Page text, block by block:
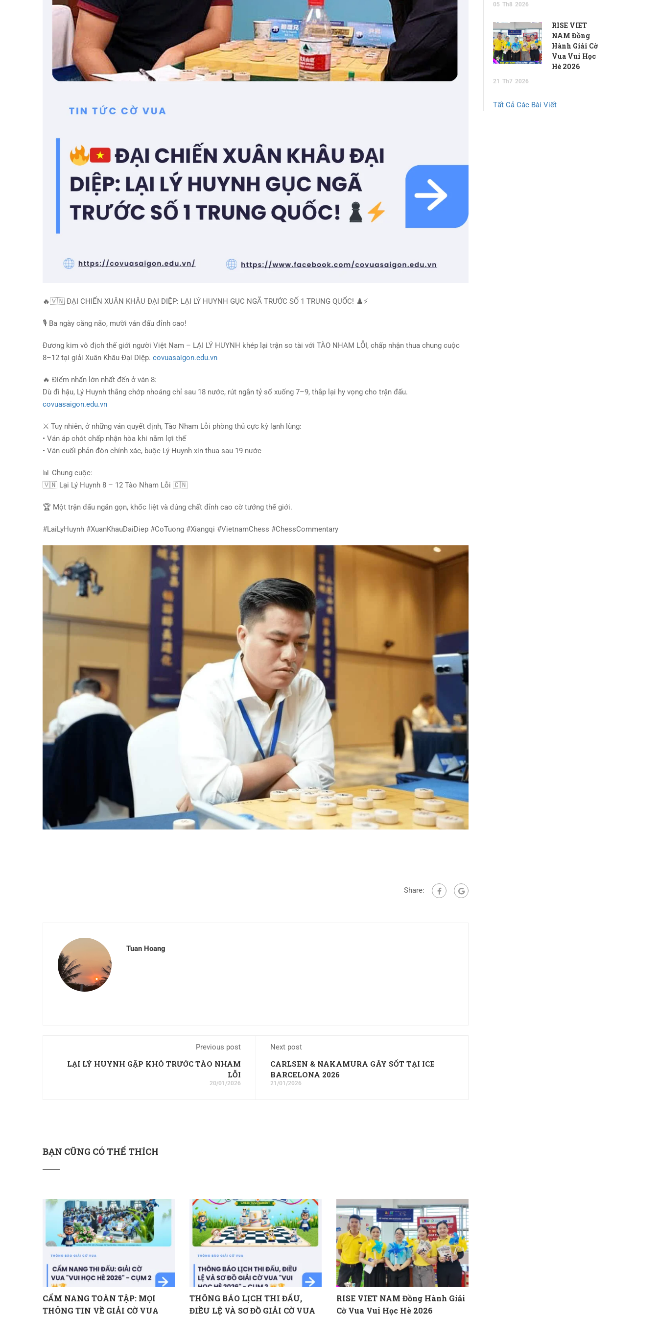
🔥🇻🇳 ĐẠI CHIẾN XUÂN KHÂU ĐẠI DIỆP: LẠI LÝ HUYNH GỤC NGÃ TRƯỚC SỐ 1 TRUNG QUỐC! ♟️⚡
🎙️ Ba ngày căng não, mười ván đấu đỉnh cao!
Đương kim vô địch thế giới người Việt Nam – LẠI LÝ HUYNH khép lại trận so tài với TÀO NHAM LỖI, chấp nhận thua chung cuộc
8–12 tại giải Xuân Khâu Đại Diệp. covuasaigon.edu.vn
🔥 Điểm nhấn lớn nhất đến ở ván 8:
Dù đi hậu, Lý Huynh thắng chớp nhoáng chỉ sau 18 nước, rút ngắn tỷ số xuống 7–9, thắp lại hy vọng cho trận đấu.
covuasaigon.edu.vn
⚔️ Tuy nhiên, ở những ván quyết định, Tào Nham Lỗi phòng thủ cực kỳ lạnh lùng:
• Ván áp chót chấp nhận hòa khi nắm lợi thế
• Ván cuối phản đòn chính xác, buộc Lý Huynh xin thua sau 19 nước
📊 Chung cuộc:
🇻🇳 Lại Lý Huynh 8 – 12 Tào Nham Lỗi 🇨🇳
🏆 Một trận đấu ngắn gọn, khốc liệt và đúng chất đỉnh cao cờ tướng thế giới.
#LaiLyHuynh #XuanKhauDaiDiep #CoTuong #Xiangqi #VietnamChess #ChessCommentary
Share:
Tuan Hoang
Previous post
LẠI LÝ HUYNH GẶP KHÓ TRƯỚC TÀO NHAM
LỖI
20/01/2026
Next post
CARLSEN & NAKAMURA GÂY SỐT TẠI ICE
BARCELONA 2026
21/01/2026
BẠN CŨNG CÓ THỂ THÍCH
CẨM NANG TOÀN TẬP: MỌI
THÔNG TIN VỀ GIẢI CỜ VUA
THÔNG BÁO LỊCH THI ĐẤU,
ĐIỀU LỆ VÀ SƠ ĐỒ GIẢI CỜ VUA
RISE VIET NAM Đồng Hành Giải
Cờ Vua Vui Học Hè 2026
05 Th8 2026
RISE VIET
NAM Đồng
Hành Giải Cờ
Vua Vui Học
Hè 2026
21 Th7 2026
Tất Cả Các Bài Viết